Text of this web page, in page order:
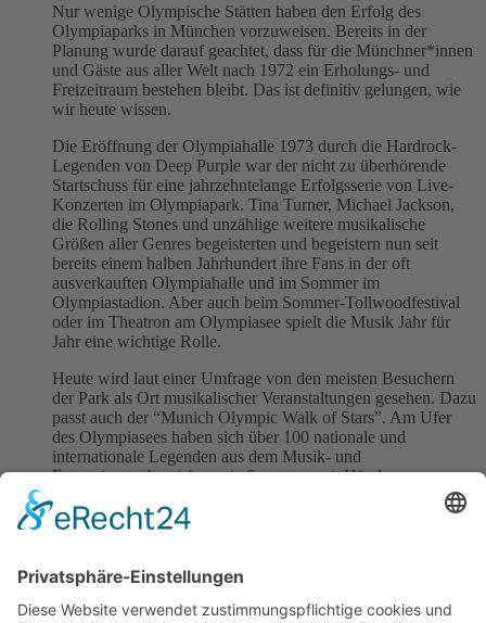
Nur wenige Olympische Stätten haben den Erfolg des
Olympiaparks in München vorzuweisen. Bereits in der
Planung wurde darauf geachtet, dass für die Münchner*innen
und Gäste aus aller Welt nach 1972 ein Erholungs- und
Freizeitraum bestehen bleibt. Das ist definitiv gelungen, wie
wir heute wissen.
Die Eröffnung der Olympiahalle 1973 durch die Hardrock-
Legenden von Deep Purple war der nicht zu überhörende
Startschuss für eine jahrzehntelange Erfolgsserie von Live-
Konzerten im Olympiapark. Tina Turner, Michael Jackson,
die Rolling Stones und unzählige weitere musikalische
Größen aller Genres begeisterten und begeistern nun seit
bereits einem halben Jahrhundert ihre Fans in der oft
ausverkauften Olympiahalle und im Sommer im
Olympiastadion. Aber auch beim Sommer-Tollwoodfestival
oder im Theatron am Olympiasee spielt die Musik Jahr für
Jahr eine wichtige Rolle.
Heute wird laut einer Umfrage von den meisten Besuchern
der Park als Ort musikalischer Veranstaltungen gesehen. Dazu
passt auch der “Munich Olympic Walk of Stars”. Am Ufer
des Olympiasees haben sich über 100 nationale und
internationale Legenden aus dem Musik- und
Entertainmentbereich sowie Sportstars mit Händen,
verewigt. Der Geist von Olympia schwebt auch heute noch
über der einzigartigen Zeltdach-Architektur. Im August 2022
wieder zu spüren.Der Blick vom Olympiaturm zeigt auf
jeden Fall einen Park, der vielseitig von den Besuchern
genutzt wird und den Stars aus aller Welt immer noch gerne